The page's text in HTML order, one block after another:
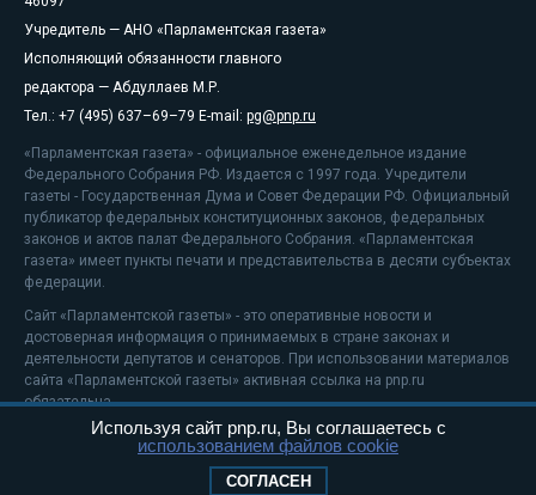
Учредитель — АНО «Парламентская газета»
Исполняющий обязанности главного
редактора — Абдуллаев М.Р.
Тел.: +7 (495) 637–69–79 E-mail: pg@pnp.ru
«Парламентская газета» - официальное еженедельное издание
Федерального Собрания РФ. Издается с 1997 года. Учредители
газеты - Государственная Дума и Совет Федерации РФ. Официальный
публикатор федеральных конституционных законов, федеральных
законов и актов палат Федерального Собрания. «Парламентская
газета» имеет пункты печати и представительства в десяти субъектах
федерации.
Сайт «Парламентской газеты» - это оперативные новости и
достоверная информация о принимаемых в стране законах и
деятельности депутатов и сенаторов. При использовании материалов
сайта «Парламентской газеты» активная ссылка на pnp.ru
обязательна.
На информационном ресурсе применяютсярекомендательные
Положение о защите персональных данных
Используя сайт pnp.ru, Вы соглашаетесь с
использованием файлов cookie
СОГЛАСЕН